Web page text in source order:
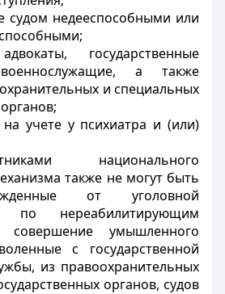
судом недееспособными или
государственные
а также
и специальных
учете у психиатра и (или)
национального
также не могут быть
от уголовной
по нереабилитирующим
умышленного
с государственной
из правоохранительных
органов, судов